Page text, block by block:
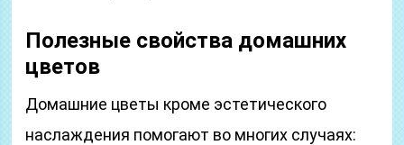
Полезные свойства домашних
цветов
Домашние цветы кроме эстетического
наслаждения помогают во многих случаях: